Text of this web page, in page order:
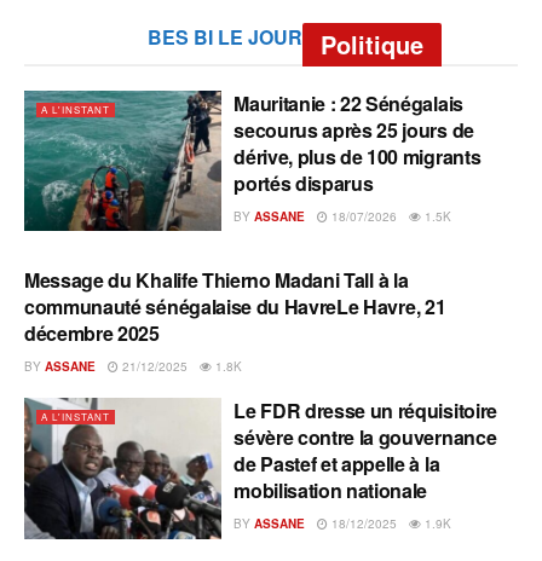
BES BI LE JOUR Politique
A L'INSTANT
Mauritanie : 22 Sénégalais
secourus après 25 jours de
dérive, plus de 100 migrants
portés disparus
BY ASSANE 18/07/2026 1.5K
A L'INSTANT
Message du Khalife Thierno Madani Tall à la
communauté sénégalaise du HavreLe Havre, 21
décembre 2025
BY ASSANE 21/12/2025 1.8K
A L'INSTANT
Le FDR dresse un réquisitoire
sévère contre la gouvernance
de Pastef et appelle à la
mobilisation nationale
BY ASSANE 18/12/2025 1.9K